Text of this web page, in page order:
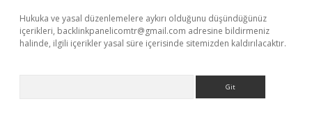
Hukuka ve yasal düzenlemelere aykırı olduğunu düşündüğünüz
içerikleri, backlinkpanelicomtr@gmail.com adresine bildirmeniz
halinde, ilgili içerikler yasal süre içerisinde sitemizden kaldırılacaktır.